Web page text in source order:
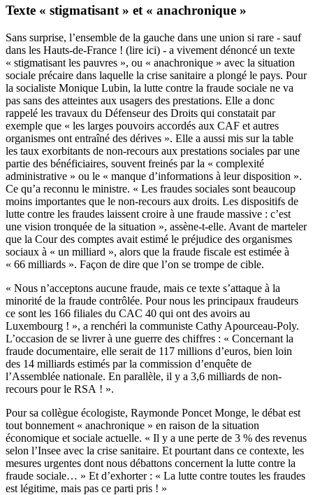
Texte « stigmatisant » et « anachronique »
Sans surprise, l’ensemble de la gauche dans une union si rare - sauf
dans les Hauts-de-France ! (lire ici) - a vivement dénoncé un texte
« stigmatisant les pauvres », ou « anachronique » avec la situation
sociale précaire dans laquelle la crise sanitaire a plongé le pays. Pour
la socialiste Monique Lubin, la lutte contre la fraude sociale ne va
pas sans des atteintes aux usagers des prestations. Elle a donc
rappelé les travaux du Défenseur des Droits qui constatait par
exemple que « les larges pouvoirs accordés aux CAF et autres
organismes ont entraîné des dérives ». Elle a aussi mis sur la table
les taux exorbitants de non-recours aux prestations sociales par une
partie des bénéficiaires, souvent freinés par la « complexité
administrative » ou le « manque d’informations à leur disposition ».
Ce qu’a reconnu le ministre. « Les fraudes sociales sont beaucoup
moins importantes que le non-recours aux droits. Les dispositifs de
lutte contre les fraudes laissent croire à une fraude massive : c’est
une vision tronquée de la situation », assène-t-elle. Avant de marteler
que la Cour des comptes avait estimé le préjudice des organismes
sociaux à « un milliard », alors que la fraude fiscale est estimée à
« 66 milliards ». Façon de dire que l’on se trompe de cible.
« Nous n’acceptons aucune fraude, mais ce texte s’attaque à la
minorité de la fraude contrôlée. Pour nous les principaux fraudeurs
ce sont les 166 filiales du CAC 40 qui ont des avoirs au
Luxembourg ! », a renchéri la communiste Cathy Apourceau-Poly.
L’occasion de se livrer à une guerre des chiffres : « Concernant la
fraude documentaire, elle serait de 117 millions d’euros, bien loin
des 14 milliards estimés par la commission d’enquête de
l’Assemblée nationale. En parallèle, il y a 3,6 milliards de non-
recours pour le RSA ! ».
Pour sa collègue écologiste, Raymonde Poncet Monge, le débat est
tout bonnement « anachronique » en raison de la situation
économique et sociale actuelle. « Il y a une perte de 3 % des revenus
selon l’Insee avec la crise sanitaire. Et pourtant dans ce contexte, les
mesures urgentes dont nous débattons concernent la lutte contre la
fraude sociale… » Et d’exhorter : « La lutte contre toutes les fraudes
est légitime, mais pas ce parti pris ! »